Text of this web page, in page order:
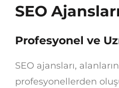
SEO
Profesyonel ve
SEO ajansları,
profesyonellerden